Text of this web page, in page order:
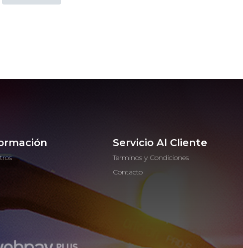
Servicio Al Cliente
Terminos y Condiciones
Contacto